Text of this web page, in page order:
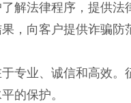
解法律程序，提供法
，向客户提供诈骗防
专业、诚信和高效
的保护。